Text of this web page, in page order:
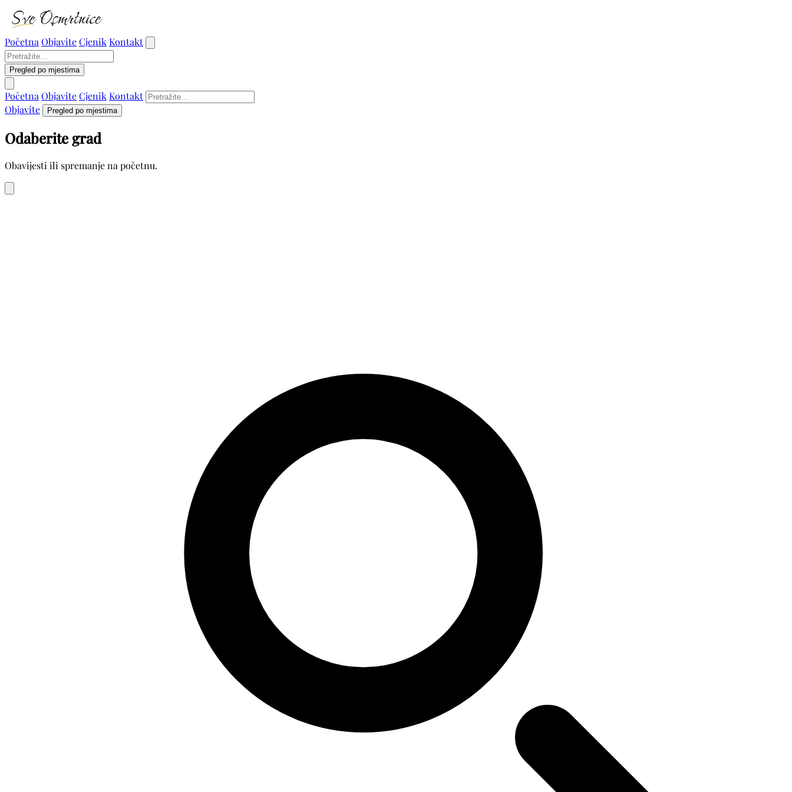
Početna ObjaviteCjenik Kontakt
Pregled po mjestima
Početna ObjaviteCjenik Kontakt
Objavite
Pregled po mjestima
Odaberite grad
Obavijesti ili spremanje na početnu.